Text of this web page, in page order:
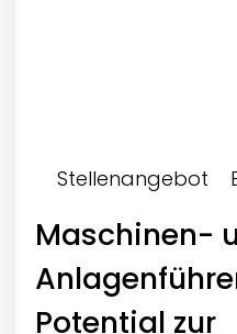
Stellenangebot
Maschinen-
Potential zur